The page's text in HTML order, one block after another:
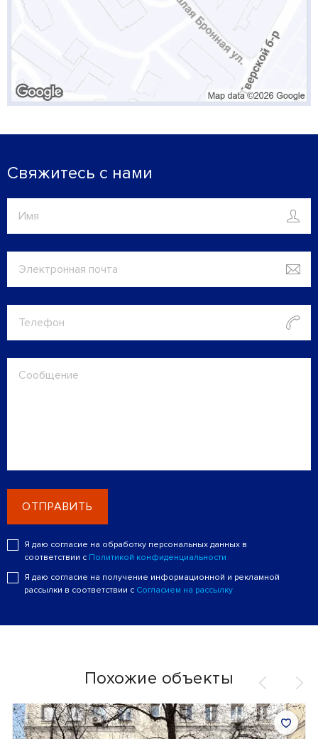
Свяжитесь с нами
ОТПРАВИТЬ
Я даю согласие на обработку персональных данных в
соответствии с Политикой конфиденциальности
Я даю согласие на получение информационной и рекламной
рассылки в соответствии с Согласием на рассылку
Похожие объекты